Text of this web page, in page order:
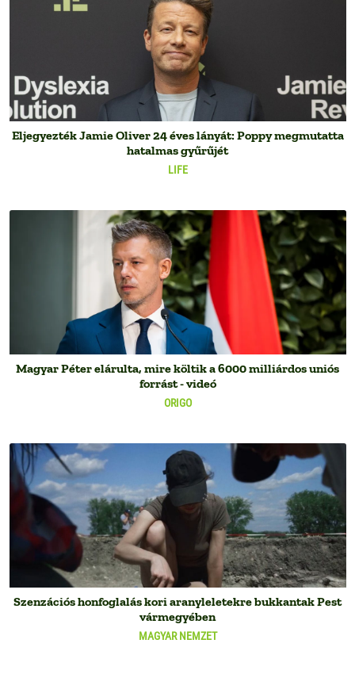
LIFE
Eljegyezték Jamie Oliver 24 éves lányát: Poppy megmutatta
hatalmas gyűrűjét
ORIGO
Magyar Péter elárulta, mire költik a 6000 milliárdos uniós
forrást - videó
MAGYAR NEMZET
Szenzációs honfoglalás kori aranyleletekre bukkantak Pest
vármegyében